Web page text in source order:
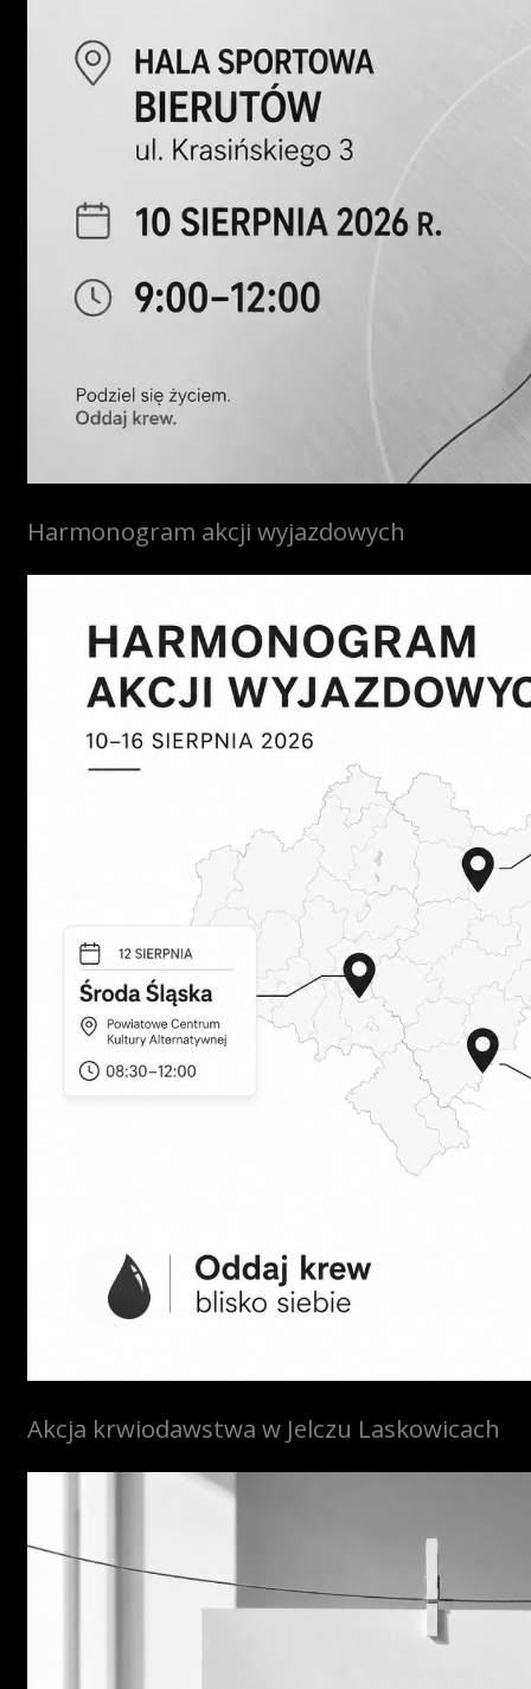
Harmonogram akcji wyjazdowych
Akcja krwiodawstwa w Jelczu Laskowicach